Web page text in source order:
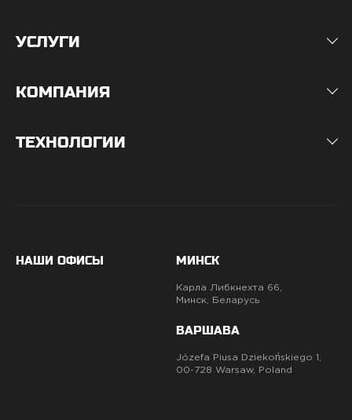
УСЛУГИ
КОМПАНИЯ
ТЕХНОЛОГИИ
НАШИ ОФИСЫ МИНСК
Карла Либкнехта 66,
Минск, Беларусь
ВАРШАВА
Józefa Piusa Dziekońskiego 1,
00-728 Warsaw, Poland